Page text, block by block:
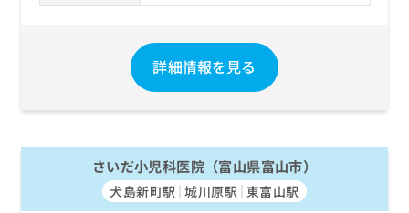
詳細情報を見る
さいだ小児科医院（富山県富山市）
犬島新町駅 城川原駅 東富山駅